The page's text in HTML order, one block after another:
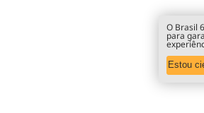
O Brasil
para
Estou